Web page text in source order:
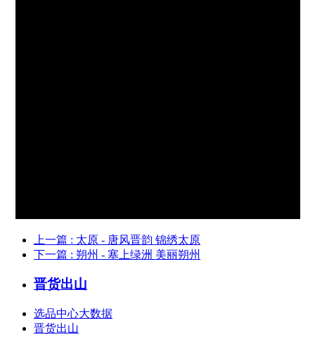
上一篇 : 太原 - 唐风晋韵 锦绣太原
下一篇 : 朔州 - 塞上绿洲 美丽朔州
晋货出山
选品中心大数据
晋货出山